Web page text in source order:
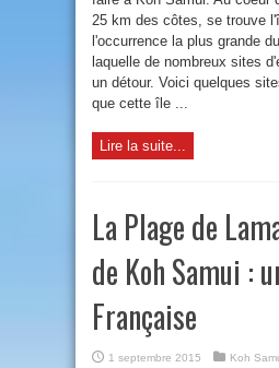
25 km des côtes, se trouve
l'occurrence la plus grande
laquelle de nombreux sites
un détour. Voici quelques
que cette île ...
Lire la suite...
La Plage de
de Koh Samui :
Française
1 septembre 2015
Koh